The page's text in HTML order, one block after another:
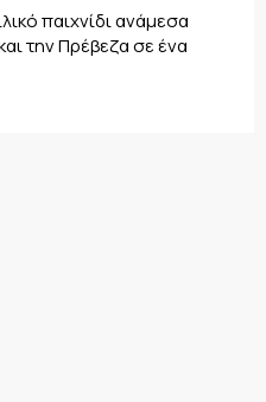
παιχνίδι ανάμεσα
την Πρέβεζα σε ένα